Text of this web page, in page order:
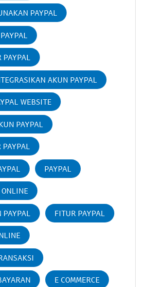
PAYPAL
PAYPAL
AKUN PAYPAL
WEBSITE
PAYPAL
PAYPAL
PAYPAL
ONLINE
FITUR PAYPAL
E COMMERCE